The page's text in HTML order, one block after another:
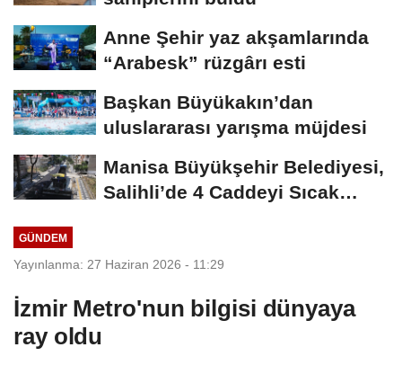
Anne Şehir yaz akşamlarında
“Arabesk” rüzgârı esti
Başkan Büyükakın’dan
uluslararası yarışma müjdesi
Manisa Büyükşehir Belediyesi,
Salihli’de 4 Caddeyi Sıcak
GÜNDEM
Yayınlanma: 27 Haziran 2026 - 11:29
İzmir Metro'nun bilgisi dünyaya
ray oldu